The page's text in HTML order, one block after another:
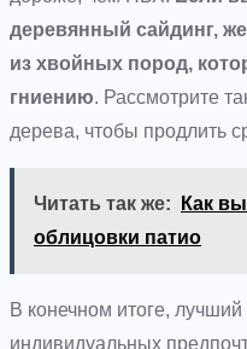
деревянный сайдинг,
из хвойных пород,
гниению. Рассмотрите
дерева, чтобы продлить
Читать так же:
Как
облицовки патио
В конечном итоге,
индивидуальных